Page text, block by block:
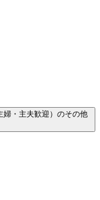
・主夫歓迎）のその他